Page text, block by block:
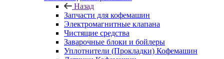
Назад
Запчасти для кофемашин
Электромагнитные клапана
Чистящие средства
Заварочные блоки и бойлеры
Уплотнители (Прокладки) Кофемашин